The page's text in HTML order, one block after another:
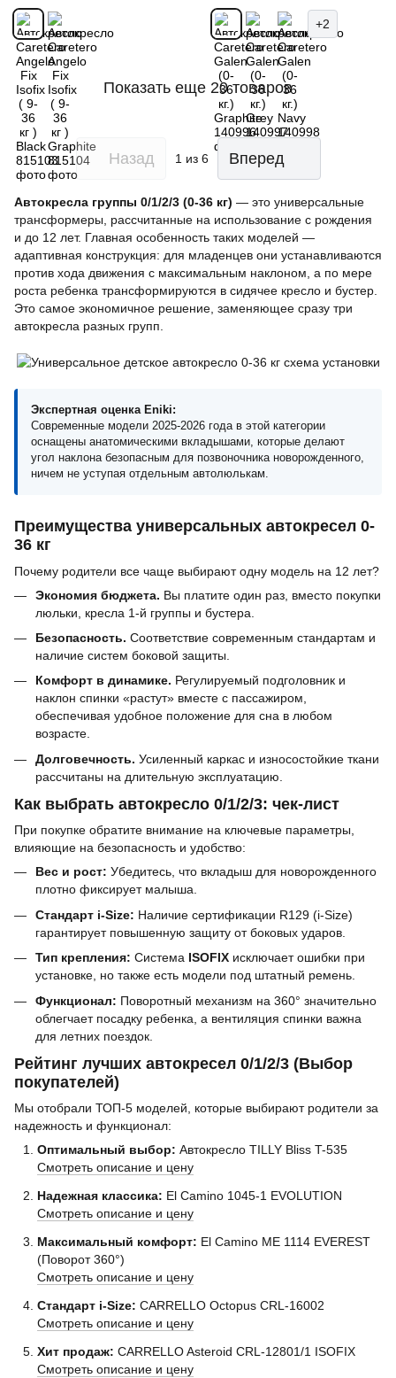
+2
Показать еще 20 товаров
Назад 1 из 6 Вперед
Автокресла группы 0/1/2/3 (0-36 кг) — это универсальные
трансформеры, рассчитанные на использование с рождения
и до 12 лет. Главная особенность таких моделей —
адаптивная конструкция: для младенцев они устанавливаются
против хода движения с максимальным наклоном, а по мере
роста ребенка трансформируются в сидячее кресло и бустер.
Это самое экономичное решение, заменяющее сразу три
автокресла разных групп.
Экспертная оценка Eniki:
Современные модели 2025-2026 года в этой категории
оснащены анатомическими вкладышами, которые делают
угол наклона безопасным для позвоночника новорожденного,
ничем не уступая отдельным автолюлькам.
Преимущества универсальных автокресел 0-
36 кг
Почему родители все чаще выбирают одну модель на 12 лет?
Экономия бюджета. Вы платите один раз, вместо покупки
люльки, кресла 1-й группы и бустера.
Безопасность. Соответствие современным стандартам и
наличие систем боковой защиты.
Комфорт в динамике. Регулируемый подголовник и
наклон спинки «растут» вместе с пассажиром,
обеспечивая удобное положение для сна в любом
возрасте.
Долговечность. Усиленный каркас и износостойкие ткани
рассчитаны на длительную эксплуатацию.
Как выбрать автокресло 0/1/2/3: чек-лист
При покупке обратите внимание на ключевые параметры,
влияющие на безопасность и удобство:
Вес и рост: Убедитесь, что вкладыш для новорожденного
плотно фиксирует малыша.
Стандарт i-Size: Наличие сертификации R129 (i-Size)
гарантирует повышенную защиту от боковых ударов.
Тип крепления: Система ISOFIX исключает ошибки при
установке, но также есть модели под штатный ремень.
Функционал: Поворотный механизм на 360° значительно
облегчает посадку ребенка, а вентиляция спинки важна
для летних поездок.
Рейтинг лучших автокресел 0/1/2/3 (Выбор
покупателей)
Мы отобрали ТОП-5 моделей, которые выбирают родители за
надежность и функционал:
Оптимальный выбор: Автокресло TILLY Bliss T-535
Смотреть описание и цену
Надежная классика: El Camino 1045-1 EVOLUTION
Смотреть описание и цену
Максимальный комфорт: El Camino ME 1114 EVEREST
(Поворот 360°)
Смотреть описание и цену
Стандарт i-Size: CARRELLO Octopus CRL-16002
Смотреть описание и цену
Хит продаж: CARRELLO Asteroid CRL-12801/1 ISOFIX
Смотреть описание и цену